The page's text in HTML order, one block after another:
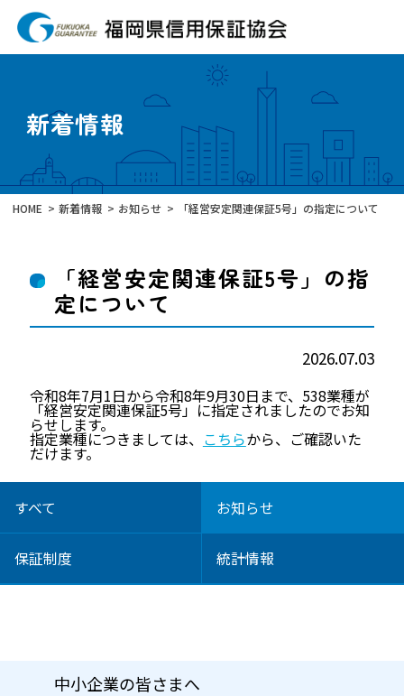
新着情報
HOME 新着情報 お知らせ 「経営安定関連保証5号」の指定について
すべて お知らせ
保証制度 統計情報
「経営安定関連保証5号」の指
定について
2026.07.03
令和8年7月1日から令和8年9月30日まで、538業種が
「経営安定関連保証5号」に指定されましたのでお知
らせします。
指定業種につきましては、 こちらから、ご確認いた
だけます。
中小企業の皆さまへ